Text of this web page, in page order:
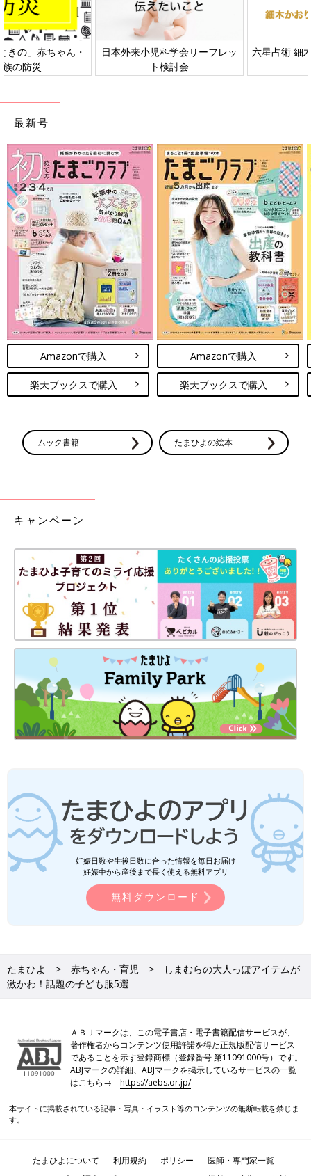
出典：Instagramアカウント「__na.pi」
__na.piさんはこちらの可愛らしい白のトップスを購入。「この素
材可愛すぎ」とお気に入りの様子。シワ加工のような素材で、サ
ラッと快適に着られそうですね。袖部分のフリルがとってもキュ
ート！着回しにも便利そうなアイテムですね。
しまむらのミッフィーグッズが激アツす
ぎる！指名買い5選
しまむらのミッフィーグッズがアツすぎます。
とにかくキュートなデザインばかりで、開店と
同時にゲットしに行くママも多いんだそう。ネ
ットでは一部売り切れてしまうほど大人気なん
だとか。今回はそんな可愛すぎるミッフィーグ
ッズをご紹介します。
しまむらの大人っぽアイテムはどれもオシャレで素敵でしたね。
セールで安くなっているものもあるので、こまめのチェックがお
た！というアイテムもあるので、店舗・オンラインどちらも見て
みてくださいね。
（文・水川ちさ）
があります。あらかじめご了承ください。
ます。
日本外来小児科学会リーフレッ
六星占術 細木かおりさんの人生
最新号
Amazonで購入
楽天ブックスで購入
Amazonで購入
楽天ブックスで購入
ムック書籍 たまひよの絵本
キャンペーン
妊娠日数や生後日数に合った情報を毎日お届け
妊娠中から産後まで長く使える無料アプリ
無料ダウンロード
たまひよ 赤ちゃん・育児
しまむらの大人っぽアイテムが
激かわ！話題の子ども服5選
ＡＢＪマークは、この電子書店・電子書籍配信サービスが、
著作権者からコンテンツ使用許諾を得た正規版配信サービス
であることを示す登録商標（登録番号 第11091000号）です。
ABJマークの詳細、ABJマークを掲示しているサービスの一覧
はこちら→https://aebs.or.jp/
本サイトに掲載されている記事・写真・イラスト等のコンテンツの無断転載を禁じま
す。
たまひよについて 利用規約 ポリシー
医師・専門家一覧